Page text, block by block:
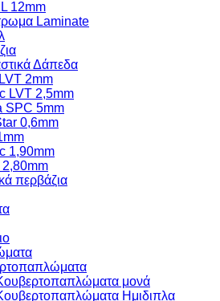
12mm
Laminate
Δάπεδα
2mm
LVT 2,5mm
SPC 5mm
0,6mm
1,90mm
περβάζια
μονά
Ημιδιπλα